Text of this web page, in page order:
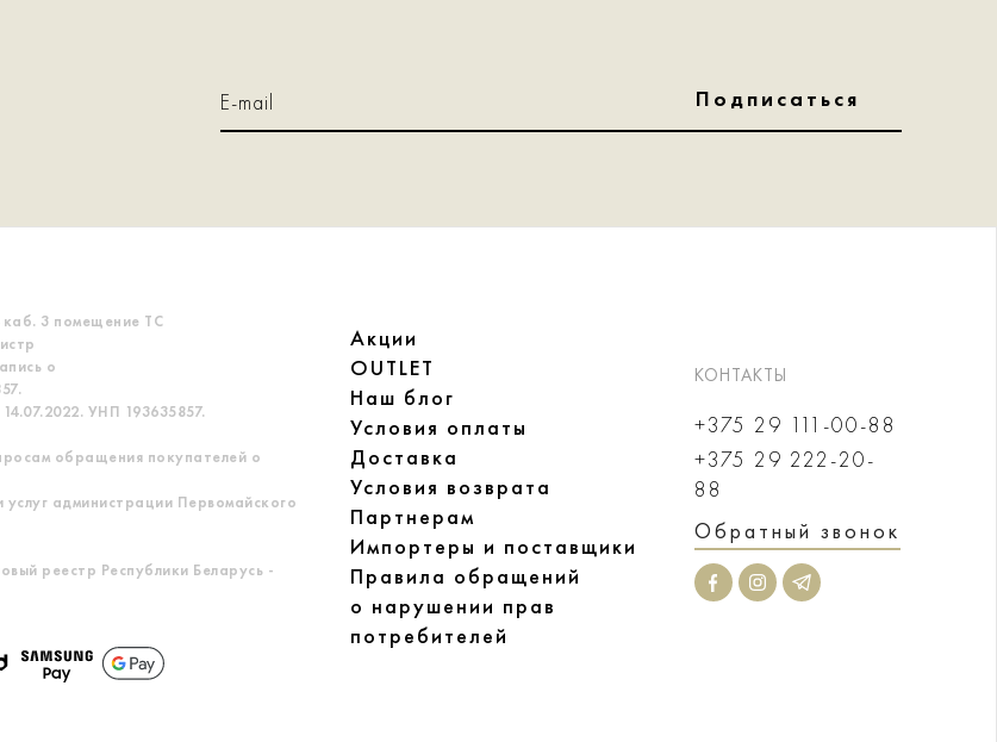
Подписаться
3 помещение ТС
о
УНП 193635857.
обращения покупателей о
администрации Первомайского
реестр Республики Беларусь -
Акции
OUTLET
Наш блог
Условия оплаты
Доставка
Условия возврата
Партнерам
Импортеры и поставщики
Правила обращений
о нарушении прав
потребителей
КОНТАКТЫ
+375 29 111-00-88
+375 29 222-20-
88
Обратный звонок